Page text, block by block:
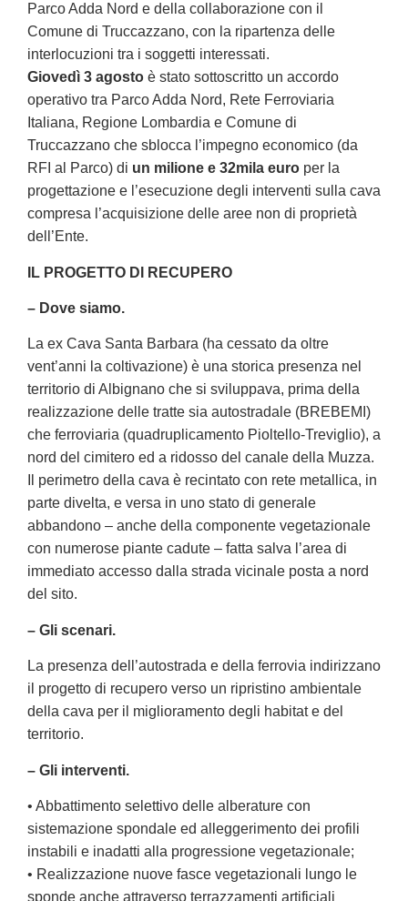
Parco Adda Nord e della collaborazione con il
Comune di Truccazzano, con la ripartenza delle
interlocuzioni tra i soggetti interessati.
Giovedì 3 agosto è stato sottoscritto un accordo
operativo tra Parco Adda Nord, Rete Ferroviaria
Italiana, Regione Lombardia e Comune di
Truccazzano che sblocca l’impegno economico (da
RFI al Parco) di un milione e 32mila euro per la
progettazione e l’esecuzione degli interventi sulla cava
compresa l’acquisizione delle aree non di proprietà
dell’Ente.
IL PROGETTO DI RECUPERO
– Dove siamo.
La ex Cava Santa Barbara (ha cessato da oltre
vent’anni la coltivazione) è una storica presenza nel
territorio di Albignano che si sviluppava, prima della
realizzazione delle tratte sia autostradale (BREBEMI)
che ferroviaria (quadruplicamento Pioltello-Treviglio), a
nord del cimitero ed a ridosso del canale della Muzza.
Il perimetro della cava è recintato con rete metallica, in
parte divelta, e versa in uno stato di generale
abbandono – anche della componente vegetazionale
con numerose piante cadute – fatta salva l’area di
immediato accesso dalla strada vicinale posta a nord
del sito.
– Gli scenari.
La presenza dell’autostrada e della ferrovia indirizzano
il progetto di recupero verso un ripristino ambientale
della cava per il miglioramento degli habitat e del
territorio.
– Gli interventi.
• Abbattimento selettivo delle alberature con
sistemazione spondale ed alleggerimento dei profili
instabili e inadatti alla progressione vegetazionale;
• Realizzazione nuove fasce vegetazionali lungo le
sponde anche attraverso terrazzamenti artificiali